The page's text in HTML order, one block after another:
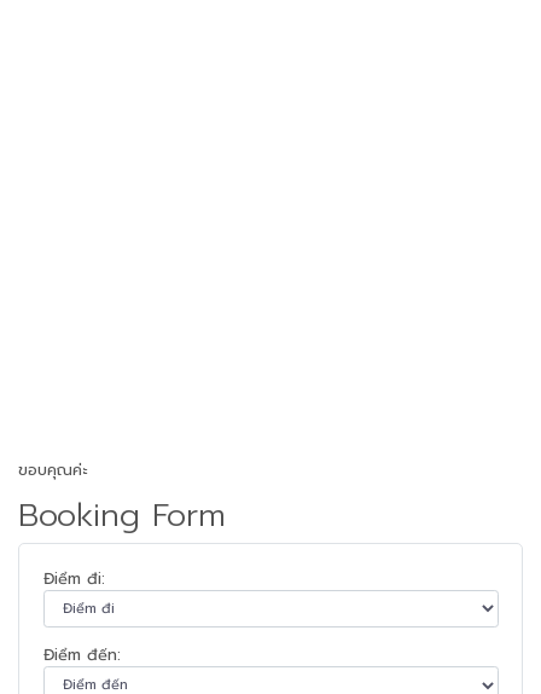
ขอบคุณค่ะ
Booking Form
Điểm đi:
Điểm đến: